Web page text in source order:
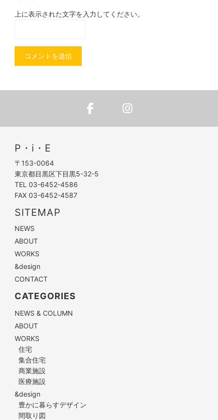
上に表示された文字を入力してください。
P・i・E
〒153-0064
東京都目黒区下目黒5-32-5
TEL 03-6452-4586
FAX 03-6452-4587
SITEMAP
NEWS
ABOUT
WORKS
&design
CONTACT
CATEGORIES
NEWS & COLUMN
ABOUT
WORKS
住宅
集合住宅
商業施設
医療施設
&design
豊かに暮らすデザイン
間取り図